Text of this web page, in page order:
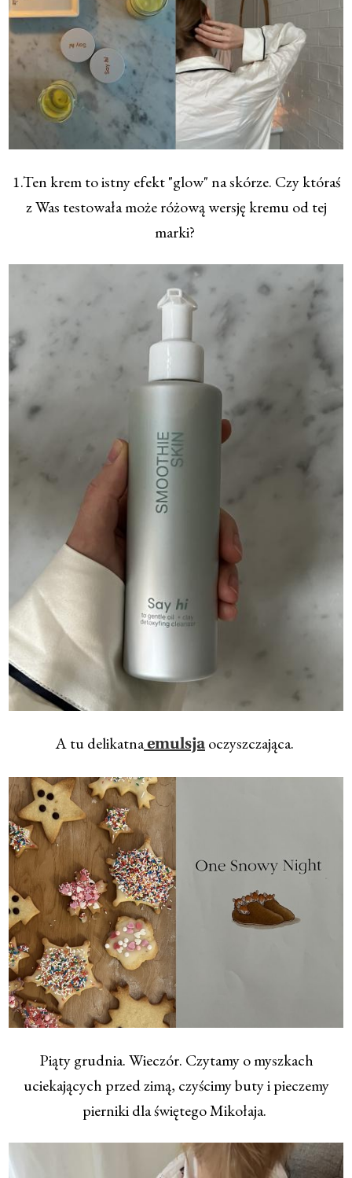
1.Ten krem to istny efekt "glow" na skórze. Czy któraś
z Was testowała może różową wersję kremu od tej
marki?
A tu delikatnaemulsja oczyszczająca.
Piąty grudnia. Wieczór. Czytamy o myszkach
uciekających przed zimą, czyścimy buty i pieczemy
pierniki dla świętego Mikołaja.